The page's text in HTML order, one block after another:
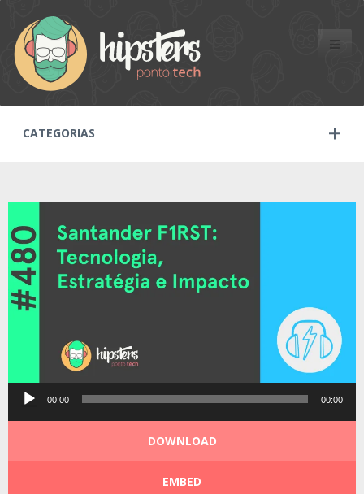
Toggle
CATEGORIAS
Tocador00:00 00:00
DOWNLOAD
EMBED